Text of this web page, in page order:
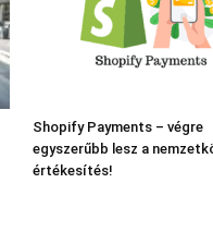
Shopify Payments – végre
egyszerűbb lesz a
értékesítés!